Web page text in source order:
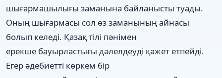
шығармашылығы заманына байланысты туады.
Оның шығармасы сол өз заманының айнасы
болып келеді. Қазақ тілі пәнімен
ерекше бауырластығы дәлелдеуді қажет етпейді.
Егер әдебиетті көркем бір